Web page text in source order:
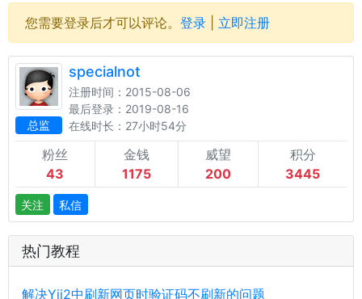
您需要登录后才可以评论。 登录 立即注册
总监
specialnot
注册时间：2015-08-06
最后登录：2019-08-16
在线时长：27小时54分
粉丝
43
金钱
1175
威望
200
积分
3445
关注 私信
热门教程
解决Yii2中刷新网页时验证码不刷新的问题